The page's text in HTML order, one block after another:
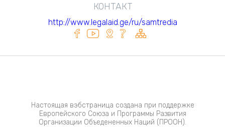
КОНТАКТ
http://www.legalaid.ge/ru/samtredia
Настоящая вэбстраница создана при поддержке
Европейского Союза и Программы Развития
Организации Объедененных Наций (ПРООН).